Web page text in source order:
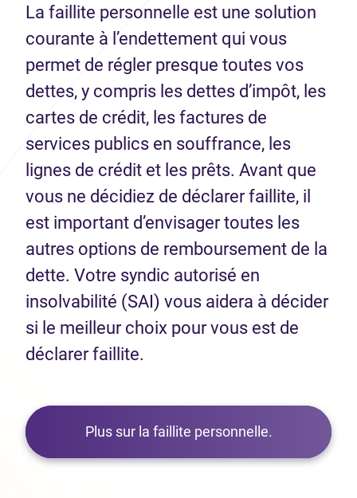
La faillite personnelle est une solution
courante à l’endettement qui vous
permet de régler presque toutes vos
dettes, y compris les dettes d’impôt, les
cartes de crédit, les factures de
services publics en souffrance, les
lignes de crédit et les prêts. Avant que
vous ne décidiez de déclarer faillite, il
est important d’envisager toutes les
autres options de remboursement de la
dette. Votre syndic autorisé en
insolvabilité (SAI) vous aidera à décider
si le meilleur choix pour vous est de
déclarer faillite.
Plus sur la faillite personnelle.